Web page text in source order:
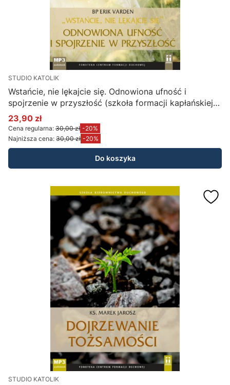
STUDIO KATOLIK
Wstańcie, nie lękajcie się. Odnowiona ufność i
spojrzenie w przyszłość (szkoła formacji kapłańskiej i
zakonnej) - bp Eric Varden (konferencje na płycie CD
MP3)
Cena promocyjna
23,90 zł
Cena regularna: 30,00 zł -20%
Najniższa cena: 30,00 zł -20%
Do koszyka
STUDIO KATOLIK